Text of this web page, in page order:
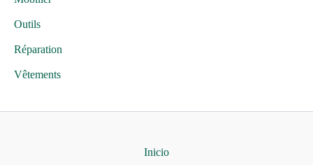
Outils
Réparation
Vêtements
Inicio